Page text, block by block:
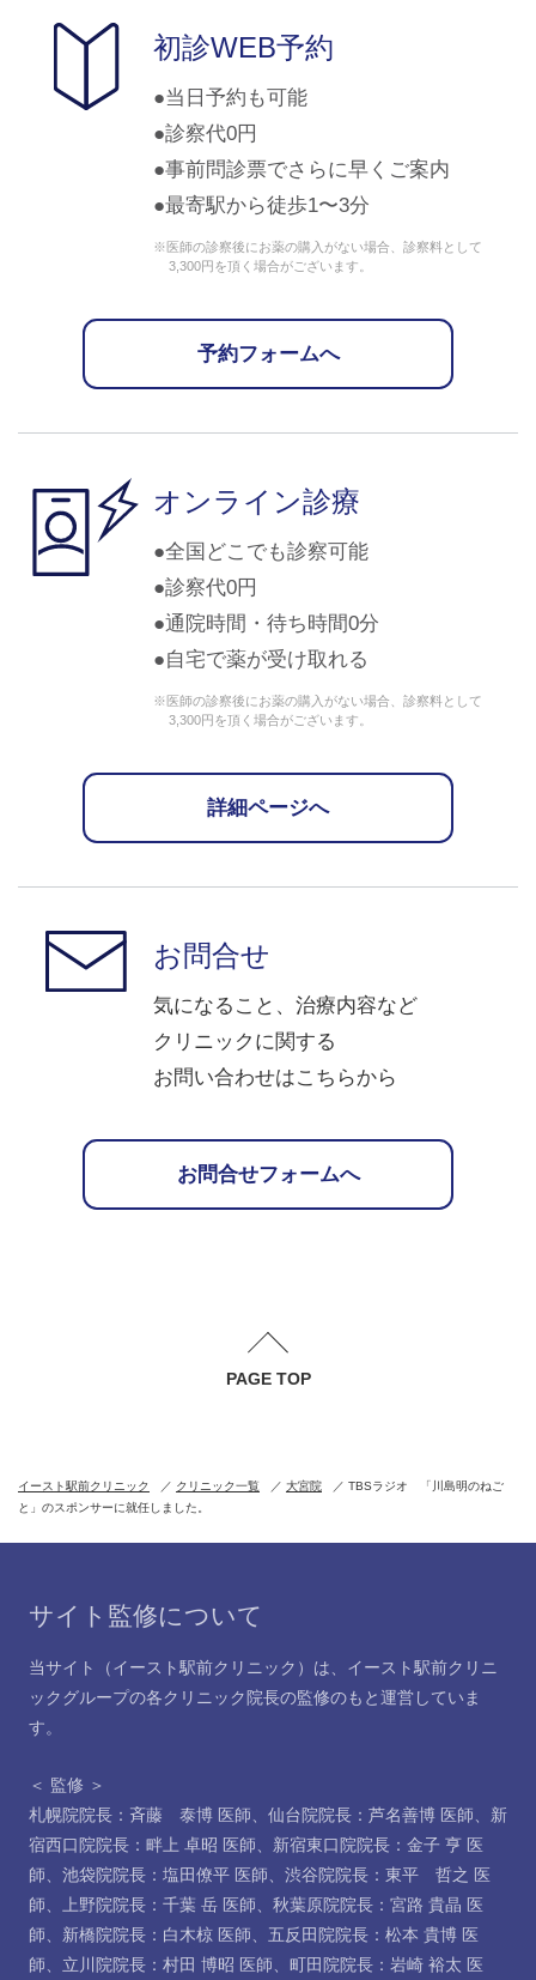
初診WEB予約
当日予約も可能
診察代0円
事前問診票でさらに早くご案内
最寄駅から徒歩1〜3分
※医師の診察後にお薬の購入がない場合、診察料として
3,300円を頂く場合がございます。
予約フォームへ
オンライン診療
全国どこでも診察可能
診察代0円
通院時間・待ち時間0分
自宅で薬が受け取れる
※医師の診察後にお薬の購入がない場合、診察料として
3,300円を頂く場合がございます。
詳細ページへ
お問合せ
気になること、治療内容など
クリニックに関する
お問い合わせはこちらから
お問合せフォームへ
PAGE TOP
イースト駅前クリニック クリニック一覧 大宮院
TBSラジオ 「川島明のねご
と」のスポンサーに就任しました。
サイト監修について
当サイト（イースト駅前クリニック）は、イースト駅前クリニ
ックグループの各クリニック院長の監修のもと運営していま
す。
＜ 監修 ＞
札幌院院長：斉藤 泰博 医師、 仙台院院長：芦名善博 医師、 新
宿西口院院長：畔上 卓昭 医師、 新宿東口院院長：金子 亨 医
師、 池袋院院長：塩田僚平 医師、 渋谷院院長：東平 哲之 医
師、 上野院院長：千葉 岳 医師、 秋葉原院院長：宮路 貴晶 医
師、 新橋院院長：白木椋 医師、 五反田院院長：松本 貴博 医
師、 立川院院長：村田 博昭 医師、 町田院院長：岩崎 裕太 医